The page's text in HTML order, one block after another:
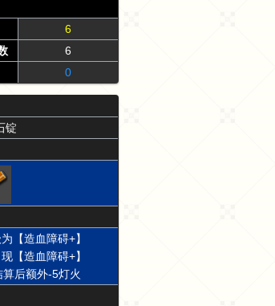
6
6
0
锭
【造血障碍+】
【造血障碍+】
后额外-5灯火